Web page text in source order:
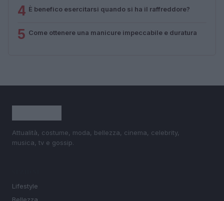
4 È benefico esercitarsi quando si ha il raffreddore?
5 Come ottenere una manicure impeccabile e duratura
Attualità, costume, moda, bellezza, cinema, celebrity,
musica, tv e gossip.
Lifestyle